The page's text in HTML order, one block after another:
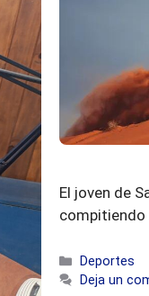
El joven de
compitiendo
Categorías
Deportes
Deja un